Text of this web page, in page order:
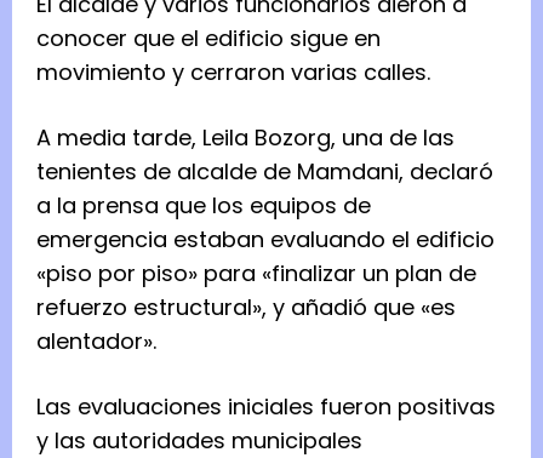
conocer que el edificio sigue en
movimiento y cerraron varias calles.
A media tarde, Leila Bozorg, una de las
tenientes de alcalde de Mamdani, declaró
a la prensa que los equipos de
emergencia estaban evaluando el edificio
«piso por piso» para «finalizar un plan de
refuerzo estructural», y añadió que «es
alentador».
Las evaluaciones iniciales fueron positivas
y las autoridades municipales